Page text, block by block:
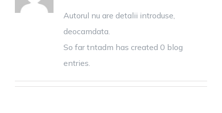
Autorul nu are detalii introduse,
deocamdata.
So far tntadm has created 0 blog
entries.